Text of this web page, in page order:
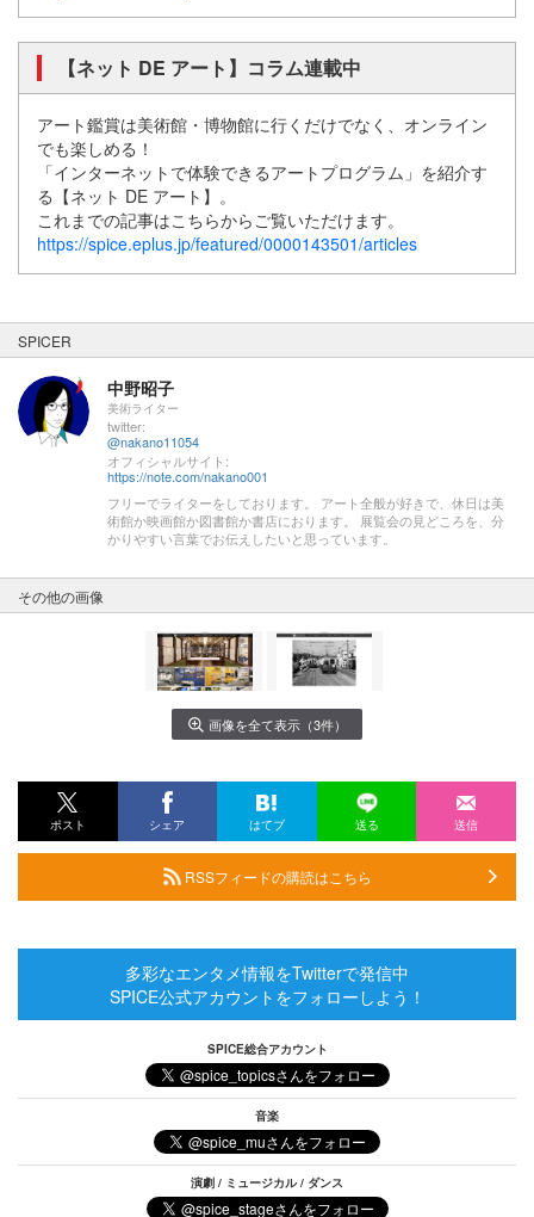
【ネット DE アート】コラム連載中
アート鑑賞は美術館・博物館に行くだけでなく、オンライン
でも楽しめる！
「インターネットで体験できるアートプログラム」を紹介す
る【ネット DE アート】。
これまでの記事はこちらからご覧いただけます。
https://spice.eplus.jp/featured/0000143501/articles
SPICER
中野昭子
美術ライター
twitter:
@nakano11054
オフィシャルサイト:
https://note.com/nakano001
フリーでライターをしております。 アート全般が好きで、休日は美
術館か映画館か図書館か書店におります。 展覧会の見どころを、分
かりやすい言葉でお伝えしたいと思っています。
その他の画像
画像を全て表示（3件）
ポスト シェア はてブ 送る 送信
RSSフィードの購読はこちら
多彩なエンタメ情報をTwitterで発信中
SPICE公式アカウントをフォローしよう！
SPICE総合アカウント
音楽
演劇 / ミュージカル / ダンス